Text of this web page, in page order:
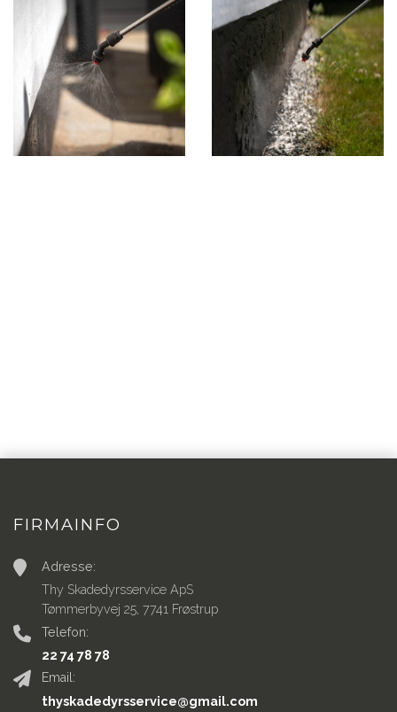
FIRMAINFO
Adresse:
Thy Skadedyrsservice ApS
Tømmerbyvej 25, 7741 Frøstrup
Telefon:
22 74 78 78
Email:
thyskadedyrsservice@gmail.com